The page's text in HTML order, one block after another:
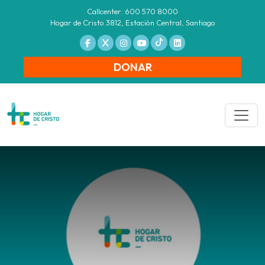
Callcenter: 600 570 8000
Hogar de Cristo 3812, Estación Central, Santiago
DONAR